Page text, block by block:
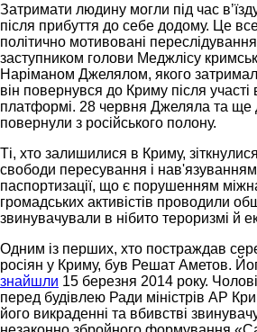
Затримати людину могли під час
після прибуття до себе додому. Це
політично мотивовані
заступником голови Меджлісу
Наріманом Джелялом, якого
він повернувся до Криму після участі
платформі. 28 червня Джеляла та ще
повернули з російського полону.
Ті, хто залишилися в Криму,
свободи пересування і
паспортизації, що є порушенням
громадських активістів проводили
звинувачували в нібито тероризмі й
Одним із перших, хто постраждав
росіян у Криму, був Решат Аметов.
знайшли 15 березня 2014 року.
перед будівлею Ради міністрів АР
його викраденні та вбивстві